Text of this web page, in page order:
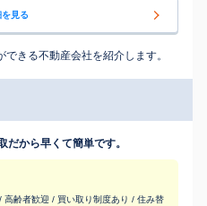
見る
きる不動産会社を紹介します。
から早くて簡単です。
齢者歓迎 / 買い取り制度あり / 住み替